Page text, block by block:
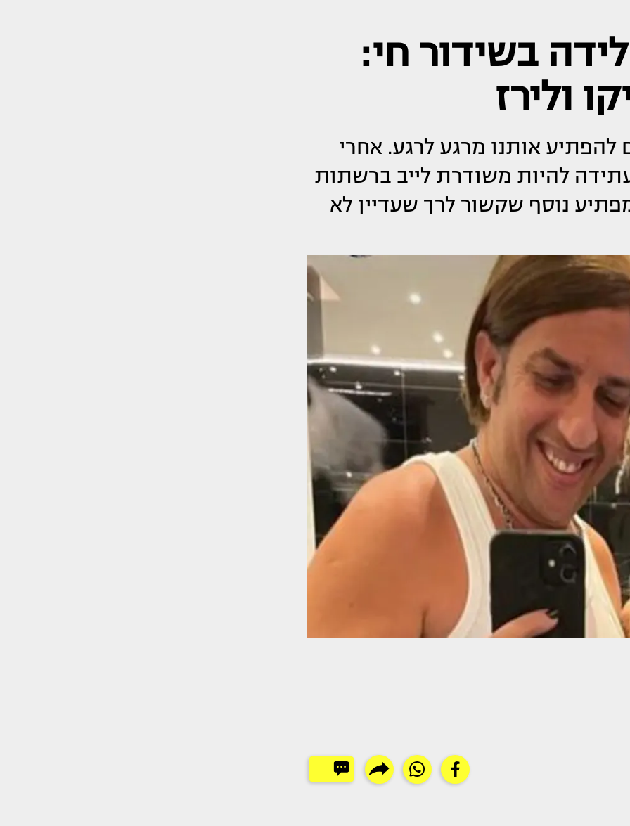
בשידור חי:
ולירז
להפתיע אותנו מרגע לרגע. אחרי
להיות משודרת לייב ברשתות
נוסף שקשור לרך שעדיין לא